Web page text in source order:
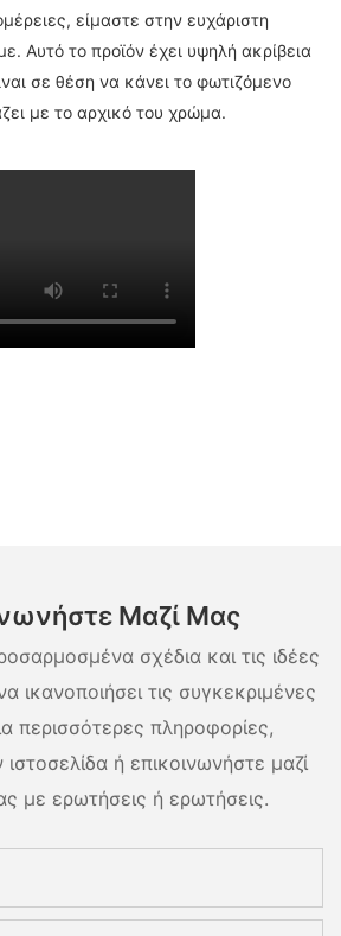
είμαστε στην ευχάριστη
Αυτό το προϊόν έχει υψηλή ακρίβεια
σε θέση να κάνει το φωτιζόμενο
με το αρχικό του χρώμα.
Μαζί Μας
σχέδια και τις ιδέες
ικανοποιήσει τις συγκεκριμένες
περισσότερες πληροφορίες,
ιστοσελίδα ή επικοινωνήστε μαζί
με ερωτήσεις ή ερωτήσεις.